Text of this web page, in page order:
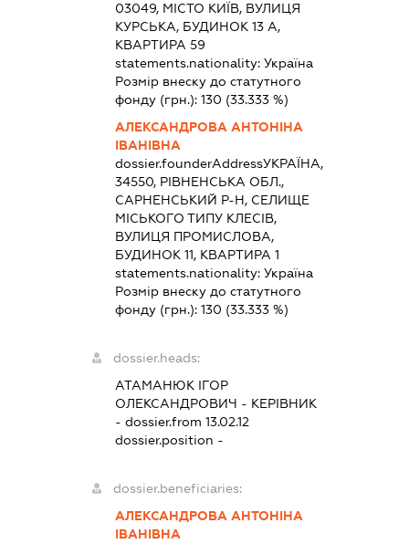
03049, МІСТО КИЇВ, ВУЛИЦЯ
КУРСЬКА, БУДИНОК 13 А,
КВАРТИРА 59
statements.nationality: Україна
Розмір внеску до статутного
фонду (грн.): 130 (33.333 %)
АЛЕКСАНДРОВА АНТОНІНА
ІВАНІВНА
dossier.founderAddressУКРАЇНА,
34550, РІВНЕНСЬКА ОБЛ.,
САРНЕНСЬКИЙ Р-Н, СЕЛИЩЕ
МІСЬКОГО ТИПУ КЛЕСІВ,
ВУЛИЦЯ ПРОМИСЛОВА,
БУДИНОК 11, КВАРТИРА 1
statements.nationality: Україна
Розмір внеску до статутного
фонду (грн.): 130 (33.333 %)
dossier.heads:
АТАМАНЮК ІГОР
ОЛЕКСАНДРОВИЧ - КЕРІВНИК
- dossier.from 13.02.12
dossier.position -
dossier.beneficiaries:
АЛЕКСАНДРОВА АНТОНІНА
ІВАНІВНА